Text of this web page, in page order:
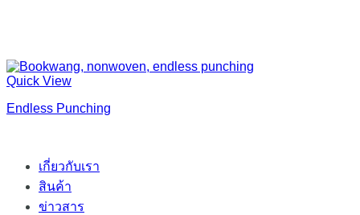
Quick View
Endless Punching
เกี่ยวกับเรา
สินค้า
ข่าวสาร